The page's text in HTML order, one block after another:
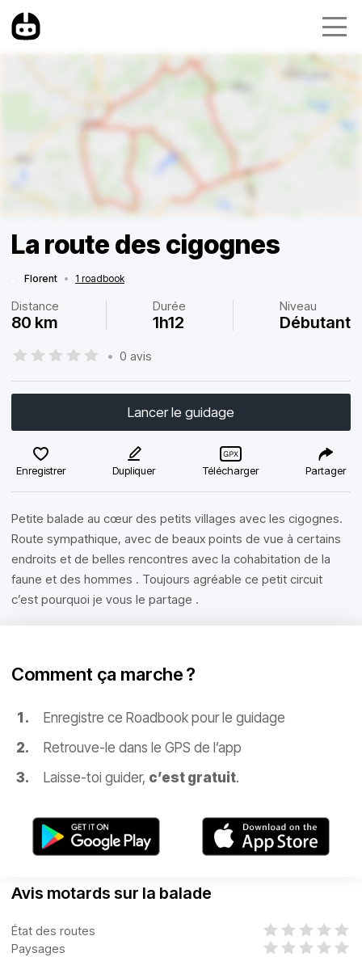
La route des cigognes
Florent • 1 roadbook
Distance
80 km
Durée
1h12
Niveau
Débutant
• 0 avis
Lancer le guidage
Enregistrer Dupliquer Télécharger Partager
Petite balade au cœur des petits villages avec les cigognes.
Route sympathique, avec de beaux points de vue à certains
endroits et de belles rencontres avec la cohabitation de la
faune et des hommes . Toujours agréable ce petit circuit
c’est pourquoi je vous le partage .
Comment ça marche ?
Enregistre ce Roadbook pour le guidage
Retrouve-le dans le GPS de l’app
Laisse-toi guider, c’est gratuit.
Avis motards sur la balade
État des routes
Paysages